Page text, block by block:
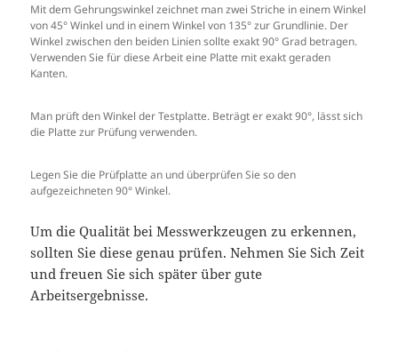
Mit dem Gehrungswinkel zeichnet man zwei Striche in einem Winkel
von 45° Winkel und in einem Winkel von 135° zur Grundlinie. Der
Winkel zwischen den beiden Linien sollte exakt 90° Grad betragen.
Verwenden Sie für diese Arbeit eine Platte mit exakt geraden
Kanten.
Man prüft den Winkel der Testplatte. Beträgt er exakt 90°, lässt sich
die Platte zur Prüfung verwenden.
Legen Sie die Prüfplatte an und überprüfen Sie so den
aufgezeichneten 90° Winkel.
Um die Qualität bei Messwerkzeugen zu erkennen,
sollten Sie diese genau prüfen. Nehmen Sie Sich Zeit
und freuen Sie sich später über gute
Arbeitsergebnisse.